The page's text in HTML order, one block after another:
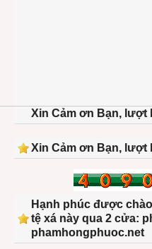
Xin Cảm ơn Bạn, lượt
Xin Cảm ơn Bạn, lượt
Hạnh phúc được
tệ xá này qua 2 cửa:
phamhongphuoc.net